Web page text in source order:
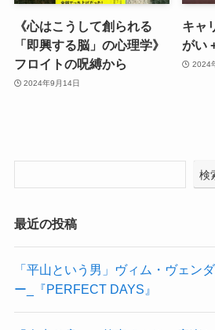
《心はこうして創られる
「即興する脳」の心理学》
フロイトの呪縛から
2024年9月14日
キャ
がい
2024
検
最近の投稿
「平山という男」ヴィム・ヴェン
ー_『PERFECT DAYS』